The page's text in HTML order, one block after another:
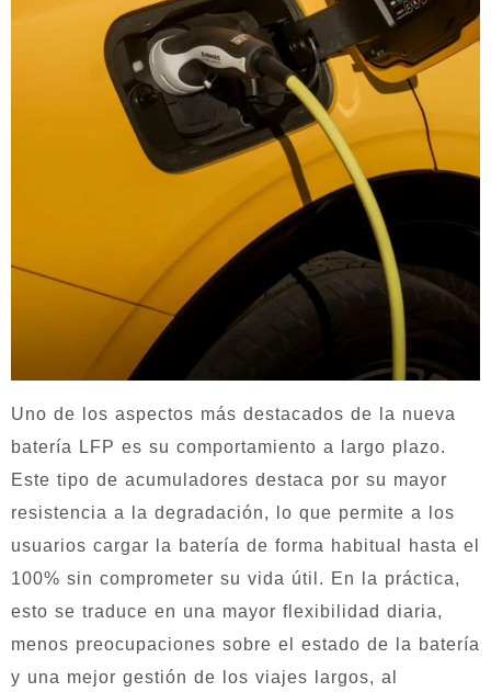
Uno de los aspectos más destacados de la nueva
batería LFP es su comportamiento a largo plazo.
Este tipo de acumuladores destaca por su mayor
resistencia a la degradación, lo que permite a los
usuarios cargar la batería de forma habitual hasta el
100% sin comprometer su vida útil. En la práctica,
esto se traduce en una mayor flexibilidad diaria,
menos preocupaciones sobre el estado de la batería
y una mejor gestión de los viajes largos, al